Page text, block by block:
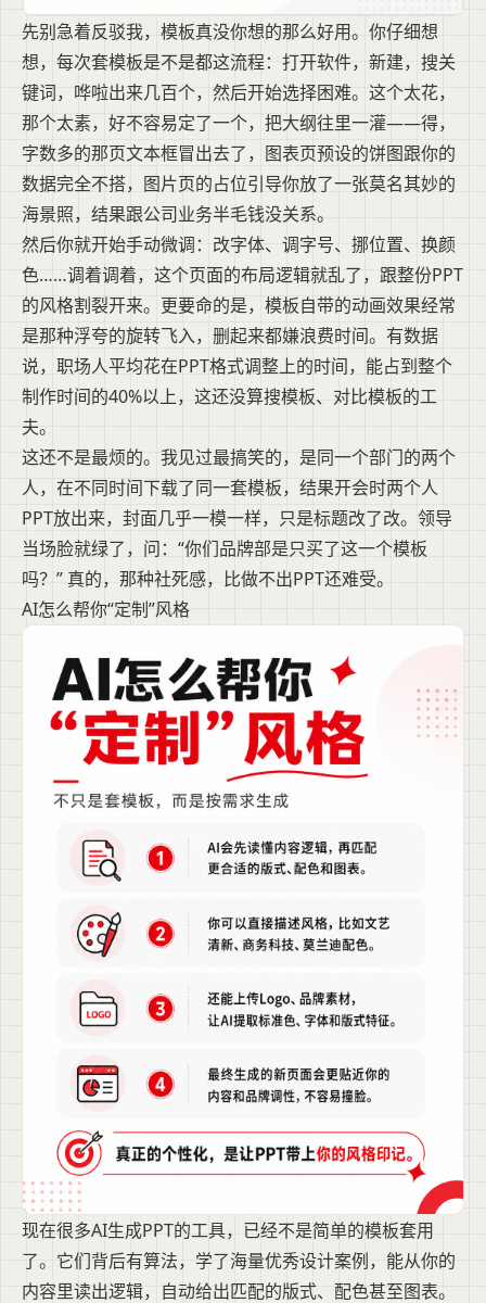
先别急着反驳我，模板真没你想的那么好用。你仔细想
想，每次套模板是不是都这流程：打开软件，新建，搜关
键词，哗啦出来几百个，然后开始选择困难。这个太花，
那个太素，好不容易定了一个，把大纲往里一灌——得，
字数多的那页文本框冒出去了，图表页预设的饼图跟你的
数据完全不搭，图片页的占位引导你放了一张莫名其妙的
海景照，结果跟公司业务半毛钱没关系。
然后你就开始手动微调：改字体、调字号、挪位置、换颜
色……调着调着，这个页面的布局逻辑就乱了，跟整份PPT
的风格割裂开来。更要命的是，模板自带的动画效果经常
是那种浮夸的旋转飞入，删起来都嫌浪费时间。有数据
说，职场人平均花在PPT格式调整上的时间，能占到整个
制作时间的40%以上，这还没算搜模板、对比模板的工
夫。
这还不是最烦的。我见过最搞笑的，是同一个部门的两个
人，在不同时间下载了同一套模板，结果开会时两个人
PPT放出来，封面几乎一模一样，只是标题改了改。领导
当场脸就绿了，问：“你们品牌部是只买了这一个模板
吗？” 真的，那种社死感，比做不出PPT还难受。
AI怎么帮你“定制”风格
现在很多AI生成PPT的工具，已经不是简单的模板套用
了。它们背后有算法，学了海量优秀设计案例，能从你的
内容里读出逻辑，自动给出匹配的版式、配色甚至图表。